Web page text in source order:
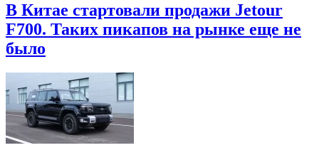
В Китае стартовали продажи Jetour
F700. Таких пикапов на рынке еще не
было